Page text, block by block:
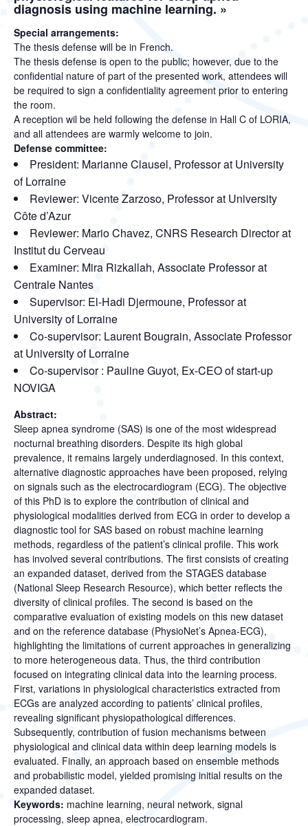
diagnosis using machine learning. »
Special arrangements:
The thesis defense will be in French.
The thesis defense is open to the public; however, due to the
confidential nature of part of the presented work, attendees will
be required to sign a confidentiality agreement prior to entering
the room.
A reception wil be held following the defense in Hall C of LORIA,
and all attendees are warmly welcome to join.
Defense committee:
President: Marianne Clausel, Professor at University
of Lorraine
Reviewer: Vicente Zarzoso, Professor at University
Côte d’Azur
Reviewer: Mario Chavez, CNRS Research Director at
Institut du Cerveau
Examiner: Mira Rizkallah, Associate Professor at
Centrale Nantes
Supervisor: El-Hadi Djermoune, Professor at
University of Lorraine
Co-supervisor: Laurent Bougrain, Associate Professor
at University of Lorraine
Co-supervisor : Pauline Guyot, Ex-CEO of start-up
NOVIGA
Abstract:
Sleep apnea syndrome (SAS) is one of the most widespread
nocturnal breathing disorders. Despite its high global
prevalence, it remains largely underdiagnosed. In this context,
alternative diagnostic approaches have been proposed, relying
on signals such as the electrocardiogram (ECG). The objective
of this PhD is to explore the contribution of clinical and
physiological modalities derived from ECG in order to develop a
diagnostic tool for SAS based on robust machine learning
methods, regardless of the patient’s clinical profile. This work
has involved several contributions. The first consists of creating
an expanded dataset, derived from the STAGES database
(National Sleep Research Resource), which better reflects the
diversity of clinical profiles. The second is based on the
comparative evaluation of existing models on this new dataset
and on the reference database (PhysioNet’s Apnea-ECG),
highlighting the limitations of current approaches in generalizing
to more heterogeneous data. Thus, the third contribution
focused on integrating clinical data into the learning process.
First, variations in physiological characteristics extracted from
ECGs are analyzed according to patients’ clinical profiles,
revealing significant physiopathological differences.
Subsequently, contribution of fusion mechanisms between
physiological and clinical data within deep learning models is
evaluated. Finally, an approach based on ensemble methods
and probabilistic model, yielded promising initial results on the
expanded dataset.
Keywords: machine learning, neural network, signal
processing, sleep apnea, electrocardiogram.